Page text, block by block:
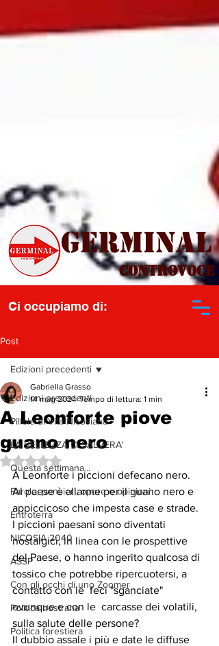
Controvoce
Ci occupiamo di:
Germinal
Post
Edizioni precedenti
Pillole di Vita Nicosiana
LA BELLEZZA CI SALVERA'
Questa settimana...
Parole, pensieri, opere e opinioni
Entroterra
NICOSIA 2040
ASSP
Con gli occhi di uno Zoomer
Politica nostrana
Politica forestiera
Edizioni precedenti
A Leonforte piove
guano nero
Gabriella Grasso
14 mag 2024 Tempo di lettura: 1 min
Valutazione NaN stelle su 5.
A Leonforte i piccioni defecano nero.
Al paese è allarme per il guano nero e
appiccicoso che impesta case e strade.
I piccioni paesani sono diventati
nostalgici, in linea con le prospettive
del Paese, o hanno ingerito qualcosa di
tossico che potrebbe ripercuotersi, a
contatto con le  feci "sganciate"
ovunque e con le  carcasse dei volatili,
sulla salute delle persone?
Il dubbio assale i più e date le diffuse